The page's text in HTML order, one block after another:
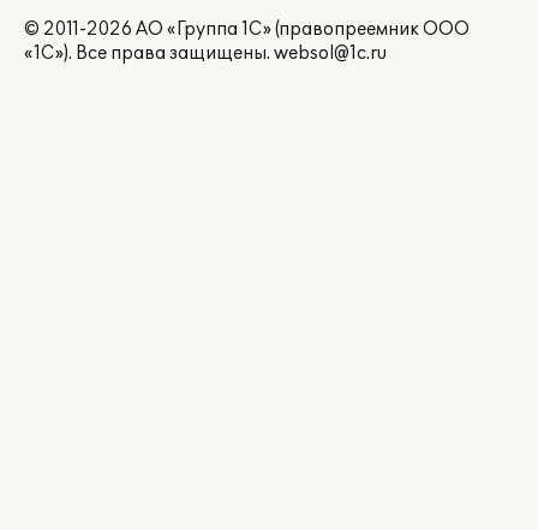
© 2011-2026 АО «Группа 1С» (правопреемник ООО
«1С»). Все права защищены. websol@1c.ru